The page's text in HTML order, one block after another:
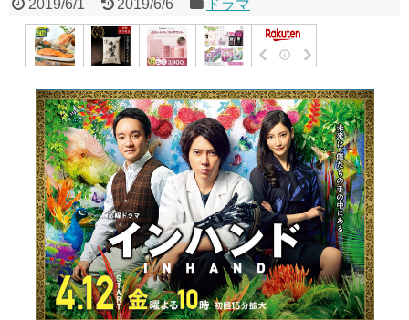
2019/6/1 2019/6/6 ドラマ